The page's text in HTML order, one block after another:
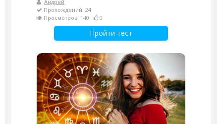
Андрей
Прохождений: 24
Просмотров: 140
0
Пройти тест